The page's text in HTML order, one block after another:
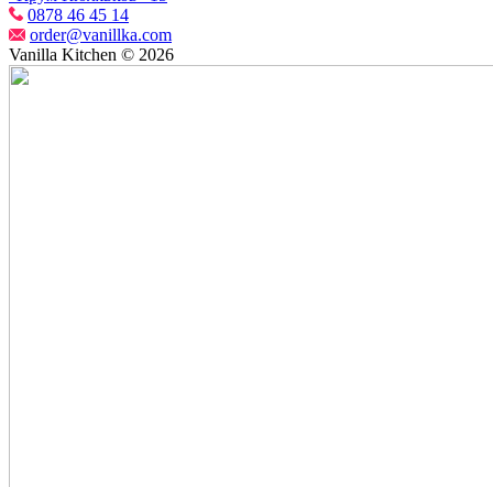
0878 46 45 14
order@vanillka.com
Vanilla Kitchen © 2026